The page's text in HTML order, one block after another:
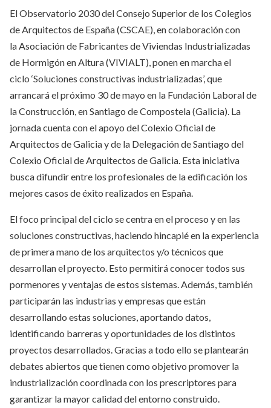
El Observatorio 2030 del Consejo Superior de los Colegios
de Arquitectos de España (CSCAE), en colaboración con
la Asociación de Fabricantes de Viviendas Industrializadas
de Hormigón en Altura (VIVIALT), ponen en marcha el
ciclo ‘Soluciones constructivas industrializadas’, que
arrancará el próximo 30 de mayo en la Fundación Laboral de
la Construcción, en Santiago de Compostela (Galicia). La
jornada cuenta con el apoyo del Colexio Oficial de
Arquitectos de Galicia y de la Delegación de Santiago del
Colexio Oficial de Arquitectos de Galicia. Esta iniciativa
busca difundir entre los profesionales de la edificación los
mejores casos de éxito realizados en España.
El foco principal del ciclo se centra en el proceso y en las
soluciones constructivas, haciendo hincapié en la experiencia
de primera mano de los arquitectos y/o técnicos que
desarrollan el proyecto. Esto permitirá conocer todos sus
pormenores y ventajas de estos sistemas. Además, también
participarán las industrias y empresas que están
desarrollando estas soluciones, aportando datos,
identificando barreras y oportunidades de los distintos
proyectos desarrollados. Gracias a todo ello se plantearán
debates abiertos que tienen como objetivo promover la
industrialización coordinada con los prescriptores para
garantizar la mayor calidad del entorno construido.